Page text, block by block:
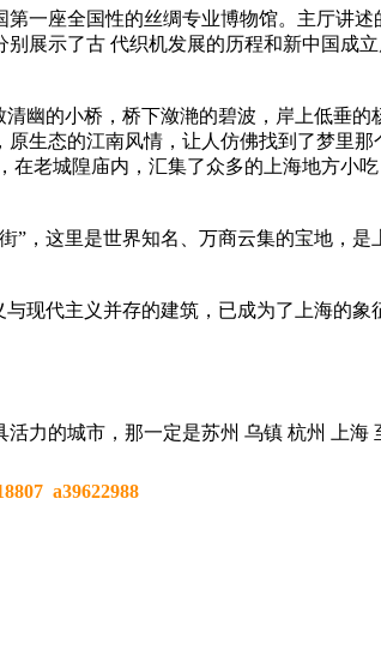
一座全国性的丝绸专业博物馆。主厅讲
展示了古 代织机发展的历程和新中国
幽的小桥，桥下潋滟的碧波，岸上低垂
生态的江南风情，让人仿佛找到了梦里
在老城隍庙内，汇集了众多的上海地方
”，这里是世界知名、万商云集的宝地，
现代主义并存的建筑，已成为了上海的
活力的城市，那一定是苏州 乌镇 杭州 上
a39622988